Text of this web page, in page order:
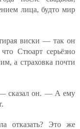
лица, будто мир
виски — так он
Стюарт серьёзно
а страховка почти
сказал он. — А ему
отказать? Это же